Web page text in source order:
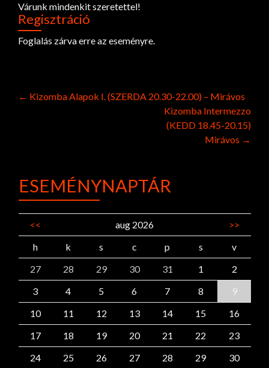
Várunk mindenkit szeretettel!
Regisztráció
Foglalás zárva erre az eseményre.
Post
← Kizomba Alapok I. (SZERDA 20.30-22.00) – Mirávos
Kizomba Intermezzo
(KEDD 18.45-20.15)
Mirávos →
ESEMÉNYNAPTÁR
<< aug 2026
>>
h
k s c p s
v
27
28 29 30 31 1
2
3
4 5 6 7 8
9
10
11 12 13 14 15
16
17
18 19 20 21 22
23
24
25 26 27 28 29
30